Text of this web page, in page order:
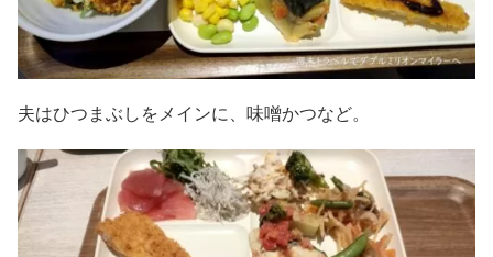
夫はひつまぶしをメインに、味噌かつなど。